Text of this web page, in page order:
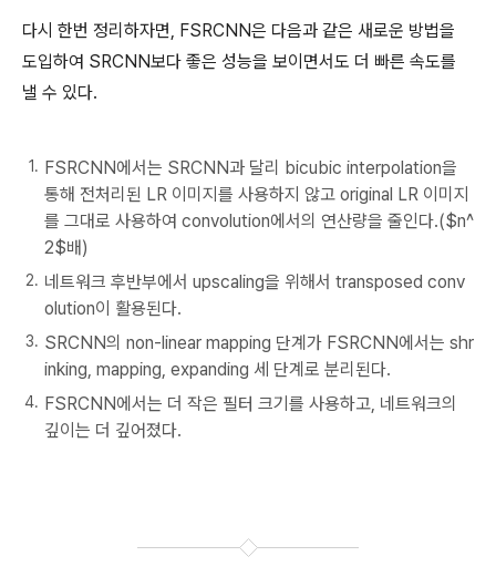
다시 한번 정리하자면, FSRCNN은 다음과 같은 새로운 방법을
도입하여 SRCNN보다 좋은 성능을 보이면서도 더 빠른 속도를
낼 수 있다.
FSRCNN에서는 SRCNN과 달리 bicubic interpolation을
통해 전처리된 LR 이미지를 사용하지 않고 original LR 이미지
를 그대로 사용하여 convolution에서의 연산량을 줄인다.($n^
2$배)
네트워크 후반부에서 upscaling을 위해서 transposed conv
olution이 활용된다.
SRCNN의 non-linear mapping 단계가 FSRCNN에서는 shr
inking, mapping, expanding 세 단계로 분리된다.
FSRCNN에서는 더 작은 필터 크기를 사용하고, 네트워크의
깊이는 더 깊어졌다.